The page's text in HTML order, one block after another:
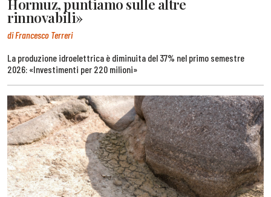
Hormuz, puntiamo sulle altre
rinnovabili»
di Francesco Terreri
La produzione idroelettrica è diminuita del 37% nel primo semestre
2026: «Investimenti per 220 milioni»